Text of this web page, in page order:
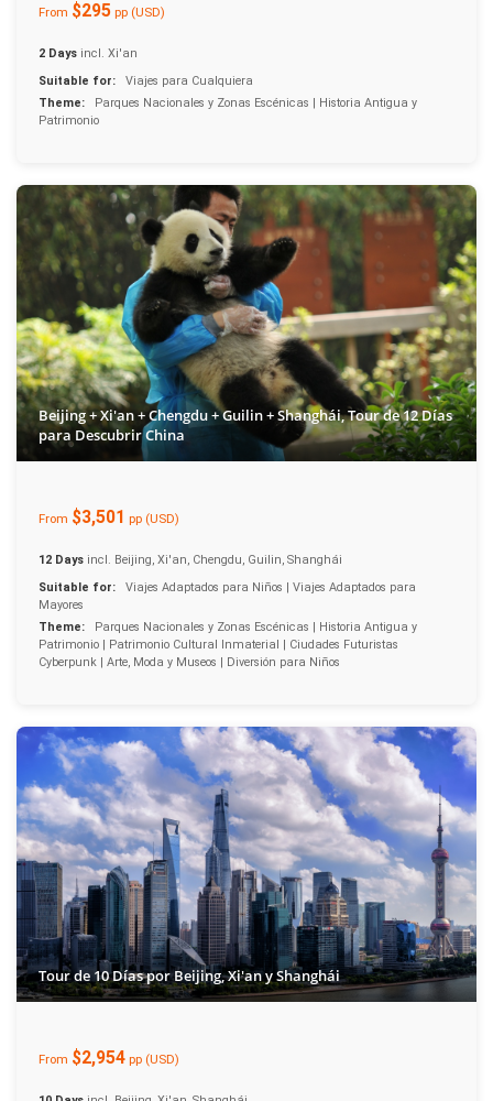
From $295 pp (USD)
2 Days incl. Xi'an
Suitable for:
Viajes para Cualquiera
Theme:
Parques Nacionales y Zonas Escénicas | Historia Antigua y
Patrimonio
Beijing + Xi'an + Chengdu + Guilin + Shanghái, Tour de 12 Días
para Descubrir China
From $3,501 pp (USD)
12 Days incl. Beijing, Xi'an, Chengdu, Guilin, Shanghái
Suitable for:
Viajes Adaptados para Niños | Viajes Adaptados para
Mayores
Theme:
Parques Nacionales y Zonas Escénicas | Historia Antigua y
Patrimonio | Patrimonio Cultural Inmaterial | Ciudades Futuristas
Cyberpunk | Arte, Moda y Museos | Diversión para Niños
Tour de 10 Días por Beijing, Xi'an y Shanghái
From $2,954 pp (USD)